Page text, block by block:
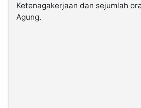
Ketenagakerjaan dan sejumlah
Agung.